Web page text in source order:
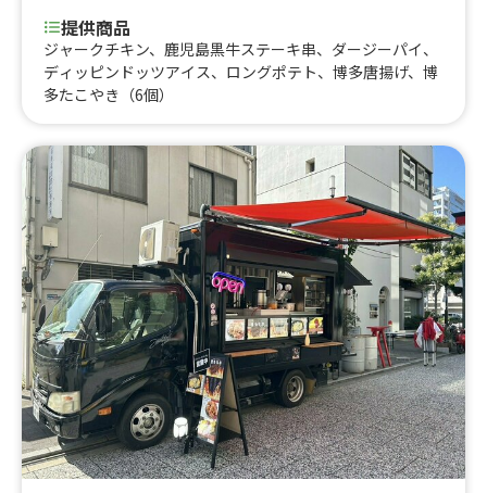
提供商品
ジャークチキン、鹿児島黒牛ステーキ串、ダージーパイ、
ディッピンドッツアイス、ロングポテト、博多唐揚げ、博
多たこやき（6個）